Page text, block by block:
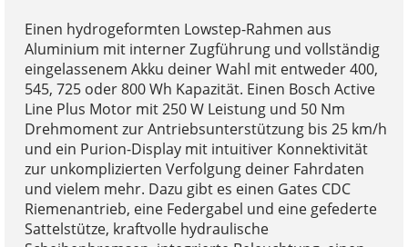
Einen hydrogeformten Lowstep-Rahmen aus
Aluminium mit interner Zugführung und vollständig
eingelassenem Akku deiner Wahl mit entweder 400,
545, 725 oder 800 Wh Kapazität. Einen Bosch Active
Line Plus Motor mit 250 W Leistung und 50 Nm
Drehmoment zur Antriebsunterstützung bis 25 km/h
und ein Purion-Display mit intuitiver Konnektivität
zur unkomplizierten Verfolgung deiner Fahrdaten
und vielem mehr. Dazu gibt es einen Gates CDC
Riemenantrieb, eine Federgabel und eine gefederte
Sattelstütze, kraftvolle hydraulische